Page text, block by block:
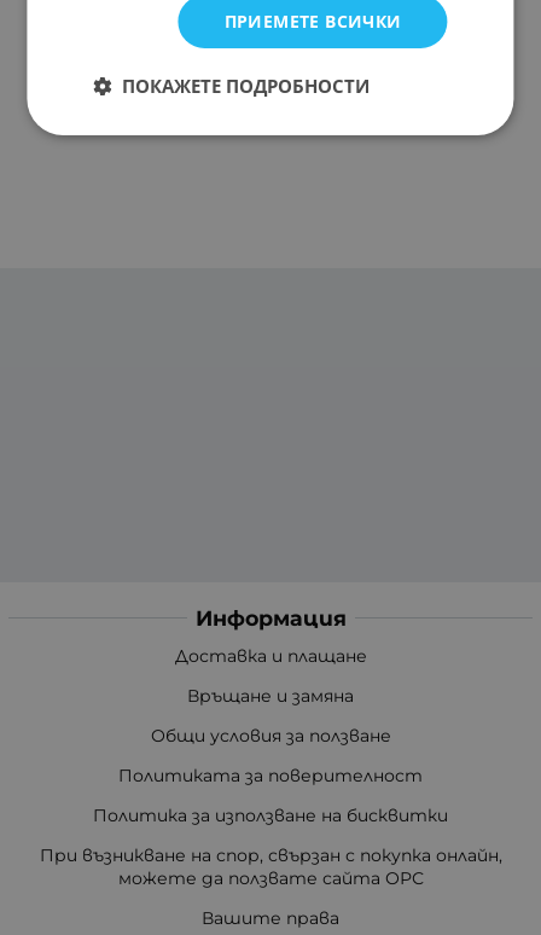
Информация
Доставка и плащане
Връщане и замяна
Общи условия за ползване
Политиката за поверителност
Политика за използване на бисквитки
При възникване на спор, свързан с покупка онлайн,
можете да ползвате сайта ОРС
Вашите права
ПРИЕМЕТЕ ВСИЧКИ
ПОКАЖЕТЕ ПОДРОБНОСТИ